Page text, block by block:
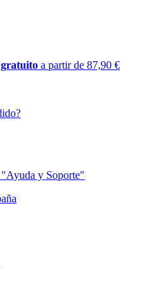
gratuito a partir de 87,90 €
"Ayuda y Soporte"